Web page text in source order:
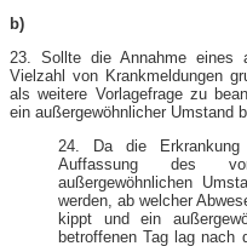
b)
23. Sollte die Annahme eines
Vielzahl von Krankmeldungen
als weitere Vorlagefrage zu
ein außergewöhnlicher Umstand
24. Da die Erkrankung
Auffassung des
außergewöhnlichen
werden, ab welcher
kippt und ein
betroffenen Tag lag nach